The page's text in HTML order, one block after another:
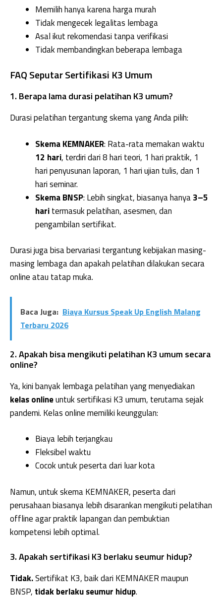
Memilih hanya karena harga murah
Tidak mengecek legalitas lembaga
Asal ikut rekomendasi tanpa verifikasi
Tidak membandingkan beberapa lembaga
FAQ Seputar Sertifikasi K3 Umum
1. Berapa lama durasi pelatihan K3 umum?
Durasi pelatihan tergantung skema yang Anda pilih:
Skema KEMNAKER: Rata-rata memakan waktu
12 hari, terdiri dari 8 hari teori, 1 hari praktik, 1
hari penyusunan laporan, 1 hari ujian tulis, dan 1
hari seminar.
Skema BNSP: Lebih singkat, biasanya hanya3–5
haritermasuk pelatihan, asesmen, dan
pengambilan sertifikat.
Durasi juga bisa bervariasi tergantung kebijakan masing-
masing lembaga dan apakah pelatihan dilakukan secara
online atau tatap muka.
Baca Juga: Biaya Kursus Speak Up English Malang
Terbaru 2026
2. Apakah bisa mengikuti pelatihan K3 umum secara
online?
Ya, kini banyak lembaga pelatihan yang menyediakan
kelas onlineuntuk sertifikasi K3 umum, terutama sejak
pandemi. Kelas online memiliki keunggulan:
Biaya lebih terjangkau
Fleksibel waktu
Cocok untuk peserta dari luar kota
Namun, untuk skema KEMNAKER, peserta dari
perusahaan biasanya lebih disarankan mengikuti pelatihan
offline agar praktik lapangan dan pembuktian
kompetensi lebih optimal.
3. Apakah sertifikasi K3 berlaku seumur hidup?
Tidak.Sertifikat K3, baik dari KEMNAKER maupun
BNSP, tidak berlaku seumur hidup.